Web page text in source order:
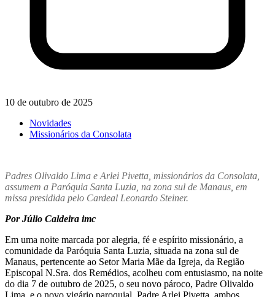
10 de outubro de 2025
Novidades
Missionários da Consolata
Padres Olivaldo Lima e Arlei Pivetta, missionários da Consolata,
assumem a Paróquia Santa Luzia, na zona sul de Manaus, em
missa presidida pelo Cardeal Leonardo Steiner.
Por Júlio Caldeira imc
Em uma noite marcada por alegria, fé e espírito missionário, a
comunidade da Paróquia Santa Luzia, situada na zona sul de
Manaus, pertencente ao Setor Maria Mãe da Igreja, da Região
Episcopal N.Sra. dos Remédios, acolheu com entusiasmo, na noite
do dia 7 de outubro de 2025, o seu novo pároco, Padre Olivaldo